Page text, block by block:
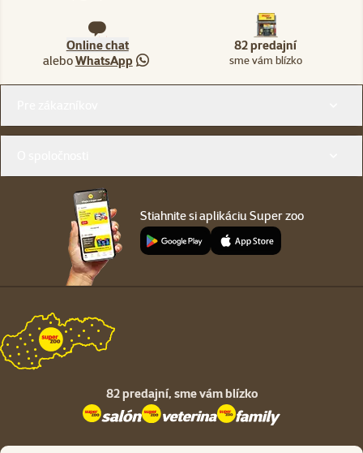
Online chat
aleboWhatsApp
82 predajní
sme vám blízko
Stiahnite si aplikáciu Super zoo
82 predajní, sme vám blízko